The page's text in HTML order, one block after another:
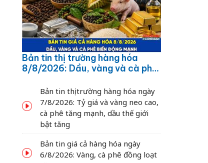
Bản tin thị trường hàng hóa
8/8/2026: Dầu, vàng và cà phê
Bản tin thị trường hàng hóa ngày
7/8/2026: Tỷ giá và vàng neo cao,
cà phê tăng mạnh, dầu thế giới
bật tăng
Bản tin giá cả hàng hóa ngày
6/8/2026: Vàng, cà phê đồng loạt